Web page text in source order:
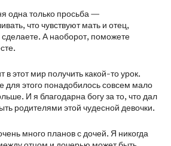
одна только просьба —
что чувствуют мать и отец,
А наоборот, поможете
этот мир получить какой-то урок.
для этого понадобилось совсем мало
И я благодарна богу за то, что дал
родителями этой чудесной девочки.
много планов с дочей. Я никогда